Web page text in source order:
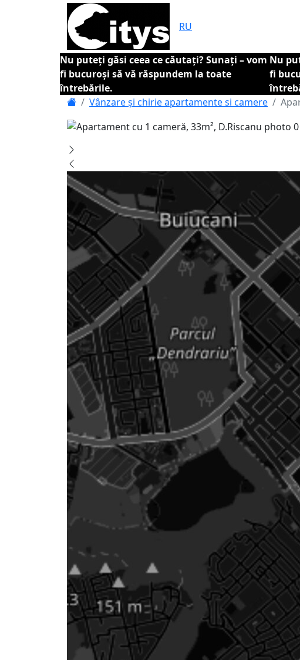
RU
Nu puteți găsi ceea ce căutați? Sunați – vom
fi bucuroși să vă răspundem la toate
întrebările.
Nu
fi
Vânzare și chirie apartamente si camere